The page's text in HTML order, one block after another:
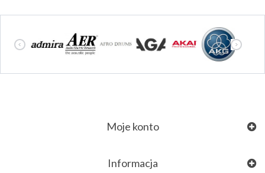
Moje konto
Informacja